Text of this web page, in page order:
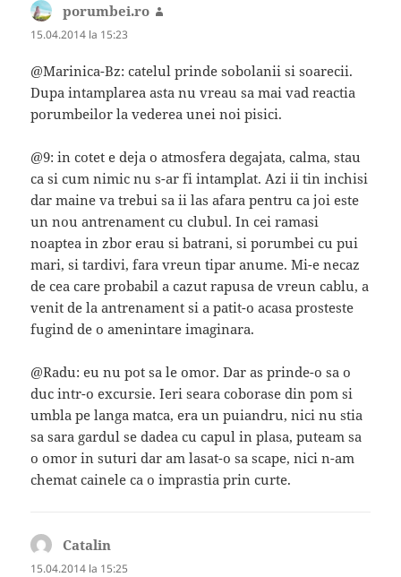
porumbei.ro
15.04.2014 la 15:23
@Marinica-Bz: catelul prinde sobolanii si soarecii.
Dupa intamplarea asta nu vreau sa mai vad reactia
porumbeilor la vederea unei noi pisici.
@9: in cotet e deja o atmosfera degajata, calma, stau
ca si cum nimic nu s-ar fi intamplat. Azi ii tin inchisi
dar maine va trebui sa ii las afara pentru ca joi este
un nou antrenament cu clubul. In cei ramasi
noaptea in zbor erau si batrani, si porumbei cu pui
mari, si tardivi, fara vreun tipar anume. Mi-e necaz
de cea care probabil a cazut rapusa de vreun cablu, a
venit de la antrenament si a patit-o acasa prosteste
fugind de o amenintare imaginara.
@Radu: eu nu pot sa le omor. Dar as prinde-o sa o
duc intr-o excursie. Ieri seara coborase din pom si
umbla pe langa matca, era un puiandru, nici nu stia
sa sara gardul se dadea cu capul in plasa, puteam sa
o omor in suturi dar am lasat-o sa scape, nici n-am
chemat cainele ca o imprastia prin curte.
Catalin
15.04.2014 la 15:25